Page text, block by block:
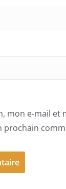
mon e-mail et
prochain